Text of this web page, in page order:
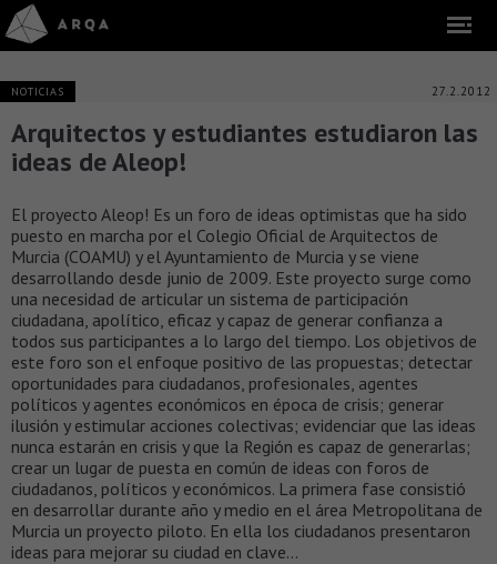
NOTICIAS 27.2.2012
Arquitectos y estudiantes estudiaron las
ideas de Aleop!
El proyecto Aleop! Es un foro de ideas optimistas que ha sido
puesto en marcha por el Colegio Oficial de Arquitectos de
Murcia (COAMU) y el Ayuntamiento de Murcia y se viene
desarrollando desde junio de 2009. Este proyecto surge como
una necesidad de articular un sistema de participación
ciudadana, apolítico, eficaz y capaz de generar confianza a
todos sus participantes a lo largo del tiempo. Los objetivos de
este foro son el enfoque positivo de las propuestas; detectar
oportunidades para ciudadanos, profesionales, agentes
políticos y agentes económicos en época de crisis; generar
ilusión y estimular acciones colectivas; evidenciar que las ideas
nunca estarán en crisis y que la Región es capaz de generarlas;
crear un lugar de puesta en común de ideas con foros de
ciudadanos, políticos y económicos. La primera fase consistió
en desarrollar durante año y medio en el área Metropolitana de
Murcia un proyecto piloto. En ella los ciudadanos presentaron
ideas para mejorar su ciudad en clave…